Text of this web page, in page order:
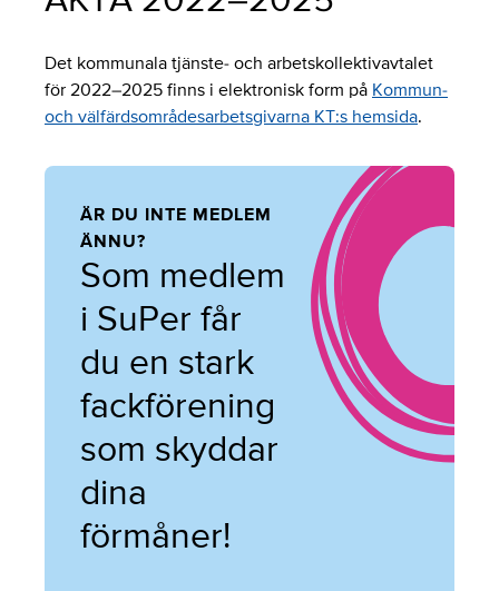
Det kommunala tjänste- och arbetskollektivavtalet
för 2022–2025 finns i elektronisk form på Kommun-
och välfärdsområdesarbetsgivarna KT:s hemsida.
ÄR DU INTE MEDLEM
ÄNNU?
Som medlem
i SuPer får
du en stark
fackförening
som skyddar
dina
förmåner!